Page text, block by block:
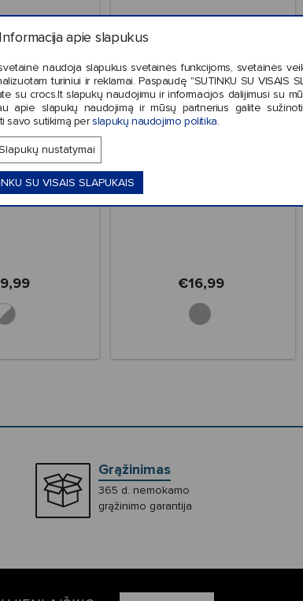
Informacija apie slapukus
naudoja slapukus svetainės funkcijoms, svetainės
turiniui ir reklamai. Paspaudę "SUTINKU SU VISAIS
su crocs.lt slapukų naudojimu ir informacijos dalijimusi su
apie slapukų naudojimą ir mūsų partnerius galite
savo sutikimą per slapukų naudojimo politika
nustatymai
SU VISAIS SLAPUKAIS
Wars R2D2
€16,99
Grąžinimas
365 d. nemokamo
grąžinimo garantija